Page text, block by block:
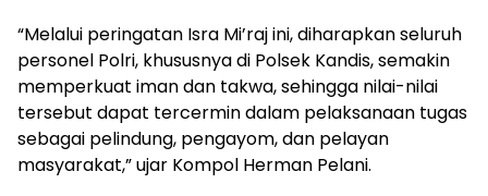
“Melalui peringatan Isra Mi’raj ini, diharapkan seluruh
personel Polri, khususnya di Polsek Kandis, semakin
memperkuat iman dan takwa, sehingga nilai-nilai
tersebut dapat tercermin dalam pelaksanaan tugas
sebagai pelindung, pengayom, dan pelayan
masyarakat,” ujar Kompol Herman Pelani.